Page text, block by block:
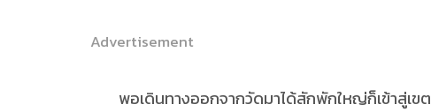
Advertisement
พอเดินทางออกจากวัดมาได้สักพักใหญ่ก็เข้าสู่เข